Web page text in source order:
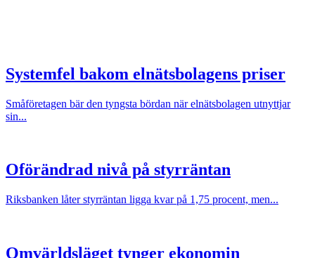
Systemfel bakom elnätsbolagens priser
Småföretagen bär den tyngsta bördan när elnätsbolagen utnyttjar
sin...
Oförändrad nivå på styrräntan
Riksbanken låter styrräntan ligga kvar på 1,75 procent, men...
Omvärldsläget tynger ekonomin